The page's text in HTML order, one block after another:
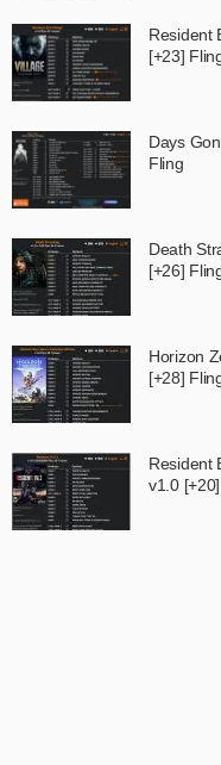
Resident
[+23]
Days
Fling
Death
[+26]
Horizon
[+28]
Resident
v1.0